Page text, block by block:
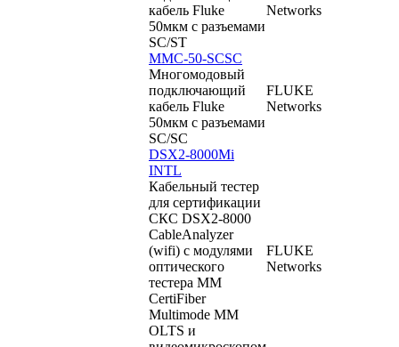
кабель Fluke
50мкм с разъемами
SC/ST
Networks
MMC-50-SCSC
Многомодовый
подключающий
кабель Fluke
50мкм с разъемами
SC/SC
FLUKE
Networks
DSX2-8000Mi
INTL
Кабельный тестер
для сертификации
СКС DSX2-8000
CableAnalyzer
(wifi) с модулями
оптического
тестера ММ
CertiFiber
Multimode MM
OLTS и
FLUKE
Networks